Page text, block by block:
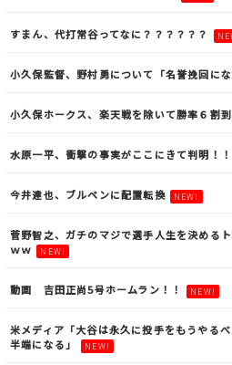
すまん、代打常谷ってなに？？？？？？
小久保監督、野村勇について「名誉挽回にな
小久保ホークス、楽天戦を除いて勝率６割
水原一平、衝撃の事実がここにきて判明！
今井達也、ブルペンに配置転換 NEW!
菅野智之、ガチのマジで選手人生を決める
ｗｗ
NEW!
動画 吉田正尚5号ホームラン！！ NEW!
米メディア「大谷は永久に投手をもうやる
半端になる」
NEW!